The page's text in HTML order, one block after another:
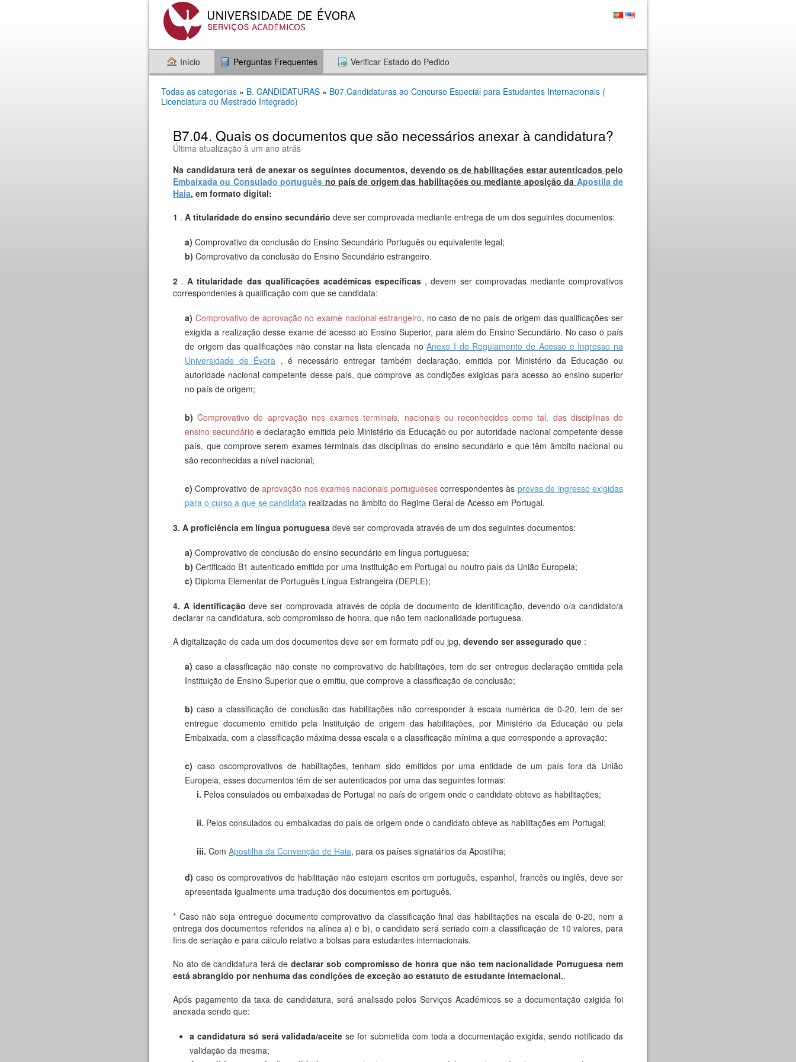
Início Perguntas Frequentes Verificar Estado do Pedido
Todas as categorias » B. CANDIDATURAS » B07.Candidaturas ao Concurso Especial para Estudantes Internacionais (
Licenciatura ou Mestrado Integrado)
B7.04. Quais os documentos que são necessários anexar à candidatura?
Última atualização à um ano atrás
Na candidatura terá de anexar os seguintes documentos, devendo os de habilitações estar autenticados pelo
Embaixada ou Consulado português no país de origem das habilitações ou mediante aposição da Apostila de
Haia, em formato digital:
1 . A titularidade do ensino secundário deve ser comprovada mediante entrega de um dos seguintes documentos:
a) Comprovativo da conclusão do Ensino Secundário Português ou equivalente legal;
b) Comprovativo da conclusão do Ensino Secundário estrangeiro.
2 .A titularidade das qualificações académicas específicas , devem ser comprovadas mediante comprovativos
correspondentes à qualificação com que se candidata:
a) Comprovativo de aprovação no exame nacional estrangeiro, no caso de no país de origem das qualificações ser
exigida a realização desse exame de acesso ao Ensino Superior, para além do Ensino Secundário. No caso o país
de origem das qualificações não constar na lista elencada noAnexo I do Regulamento de Acesso e Ingresso na
Universidade de Évora , é necessário entregar também declaração, emitida por Ministério da Educação ou
autoridade nacional competente desse país, que comprove as condições exigidas para acesso ao ensino superior
no país de origem;
b)Comprovativo de aprovação nos exames terminais, nacionais ou reconhecidos como tal, das disciplinas do
ensino secundário e declaração emitida pelo Ministério da Educação ou por autoridade nacional competente desse
país, que comprove serem exames terminais das disciplinas do ensino secundário e que têm âmbito nacional ou
são reconhecidas a nível nacional;
c)Comprovativo deaprovação nos exames nacionais portuguesescorrespondentes às provas de ingresso exigidas
para o curso a que se candidata realizadas no âmbito do Regime Geral de Acesso em Portugal.
3. A proficiência em língua portuguesa deve ser comprovada através de um dos seguintes documentos:
a) Comprovativo de conclusão do ensino secundário em língua portuguesa;
b) Certificado B1 autenticado emitido por uma Instituição em Portugal ou noutro país da União Europeia;
c) Diploma Elementar de Português Língua Estrangeira (DEPLE);
4. A identificação deve ser comprovada através de cópia de documento de identificação, devendo o/a candidato/a
declarar na candidatura, sob compromisso de honra, que não tem nacionalidade portuguesa.
A digitalização de cada um dos documentos deve ser em formato pdf ou jpg, devendo ser assegurado que :
a)caso a classificação não conste no comprovativo de habilitações, tem de ser entregue declaração emitida pela
Instituição de Ensino Superior que o emitiu, que comprove a classificação de conclusão;
b)caso a classificação de conclusão das habilitações não corresponder à escala numérica de 0-20, tem de ser
entregue documento emitido pela Instituição de origem das habilitações, por Ministério da Educação ou pela
Embaixada, com a classificação máxima dessa escala e a classificação mínima a que corresponde a aprovação;
c) caso oscomprovativos de habilitações, tenham sido emitidos por uma entidade de um país fora da União
Europeia, esses documentos têm de ser autenticados por uma das seguintes formas:
i. Pelos consulados ou embaixadas de Portugal no país de origem onde o candidato obteve as habilitações;
ii. Pelos consulados ou embaixadas do país de origem onde o candidato obteve as habilitações em Portugal;
iii. Com Apostilha da Convenção de Haia, para os países signatários da Apostilha;
d) caso os comprovativos de habilitação não estejam escritos em português, espanhol, francês ou inglês, deve ser
apresentada igualmente uma tradução dos documentos em português.
* Caso não seja entregue documento comprovativo da classificação final das habilitações na escala de 0-20, nem a
entrega dos documentos referidos na alínea a) e b), o candidato será seriado com a classificação de 10 valores, para
fins de seriação e para cálculo relativo a bolsas para estudantes internacionais.
No ato de candidatura terá de declarar sob compromisso de honra que não tem nacionalidade Portuguesa nem
está abrangido por nenhuma das condições de exceção ao estatuto de estudante internacional..
Após pagamento da taxa de candidatura, será analisado pelos Serviços Académicos se a documentação exigida foi
anexada sendo que:
a candidatura só será validada/aceitese for submetida com toda a documentação exigida, sendo notificado da
validação da mesma;